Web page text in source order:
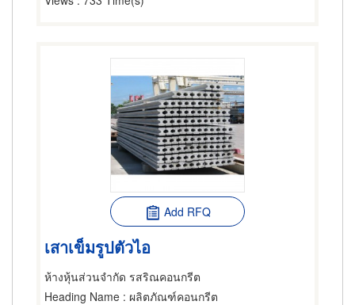
Add RFQ
เสาเข็มรูปตัวไอ
ห้างหุ้นส่วนจำกัด รสริณคอนกรีต
Heading Name : ผลิตภัณฑ์คอนกรีต